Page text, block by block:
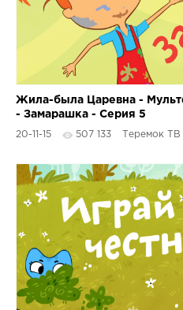
Жила-была Царевна -
- Замарашка - Серия 5
20-11-15 507 133 Теремок ТВ